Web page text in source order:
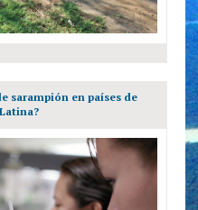
sarampión en países de